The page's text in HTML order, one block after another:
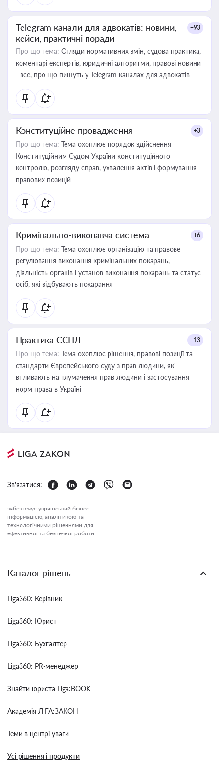
Telegram канали для адвокатів: новини,
кейси, практичні поради
+93
Про що тема: Огляди нормативних змін, судова практика,
коментарі експертів, юридичні алгоритми, правові новини
- все, про що пишуть у Telegram каналах для адвокатів
Конституційне провадження +3
Про що тема: Тема охоплює порядок здійснення
Конституційним Судом України конституційного
контролю, розгляду справ, ухвалення актів і формування
правових позицій
Кримінально-виконавча система +6
Про що тема: Тема охоплює організацію та правове
регулювання виконання кримінальних покарань,
діяльність органів і установ виконання покарань та статус
осіб, які відбувають покарання
Практика ЄСПЛ +13
Про що тема: Тема охоплює рішення, правові позиції та
стандарти Європейського суду з прав людини, які
впливають на тлумачення прав людини і застосування
норм права в Україні
Зв'язатися:
забезпечує український бізнес
інформацією, аналітикою та
технологічними рішеннями для
ефективної та безпечної роботи.
Каталог рішень
Liga360: Керівник
Liga360: Юрист
Liga360: Бухгалтер
Liga360: PR-менеджер
Знайти юриста Liga:BOOK
Академія ЛІГА:ЗАКОН
Теми в центрі уваги
Усі рішення і продукти